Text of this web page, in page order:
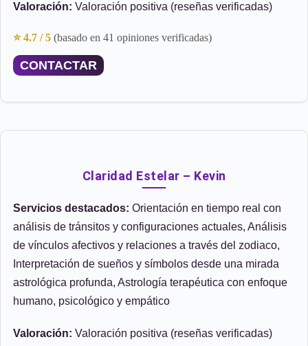
Valoración: Valoración positiva (reseñas verificadas)
⭐ 4.7 / 5 (basado en 41 opiniones verificadas)
CONTACTAR
Claridad Estelar – Kevin
Servicios destacados: Orientación en tiempo real con
análisis de tránsitos y configuraciones actuales, Análisis
de vínculos afectivos y relaciones a través del zodiaco,
Interpretación de sueños y símbolos desde una mirada
astrológica profunda, Astrología terapéutica con enfoque
humano, psicológico y empático
Valoración: Valoración positiva (reseñas verificadas)